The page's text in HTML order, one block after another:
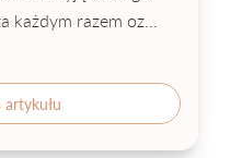
każdym razem oz...
artykułu